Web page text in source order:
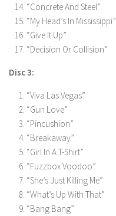
“Concrete And Steel”
“My Head’s In Mississippi”
“Give It Up”
“Decision Or Collision”
Disc 3:
“Viva Las Vegas”
“Gun Love”
“Pincushion”
“Breakaway”
“Girl In A T-Shirt”
“Fuzzbox Voodoo”
“She’s Just Killing Me”
“What’s Up With That”
“Bang Bang”